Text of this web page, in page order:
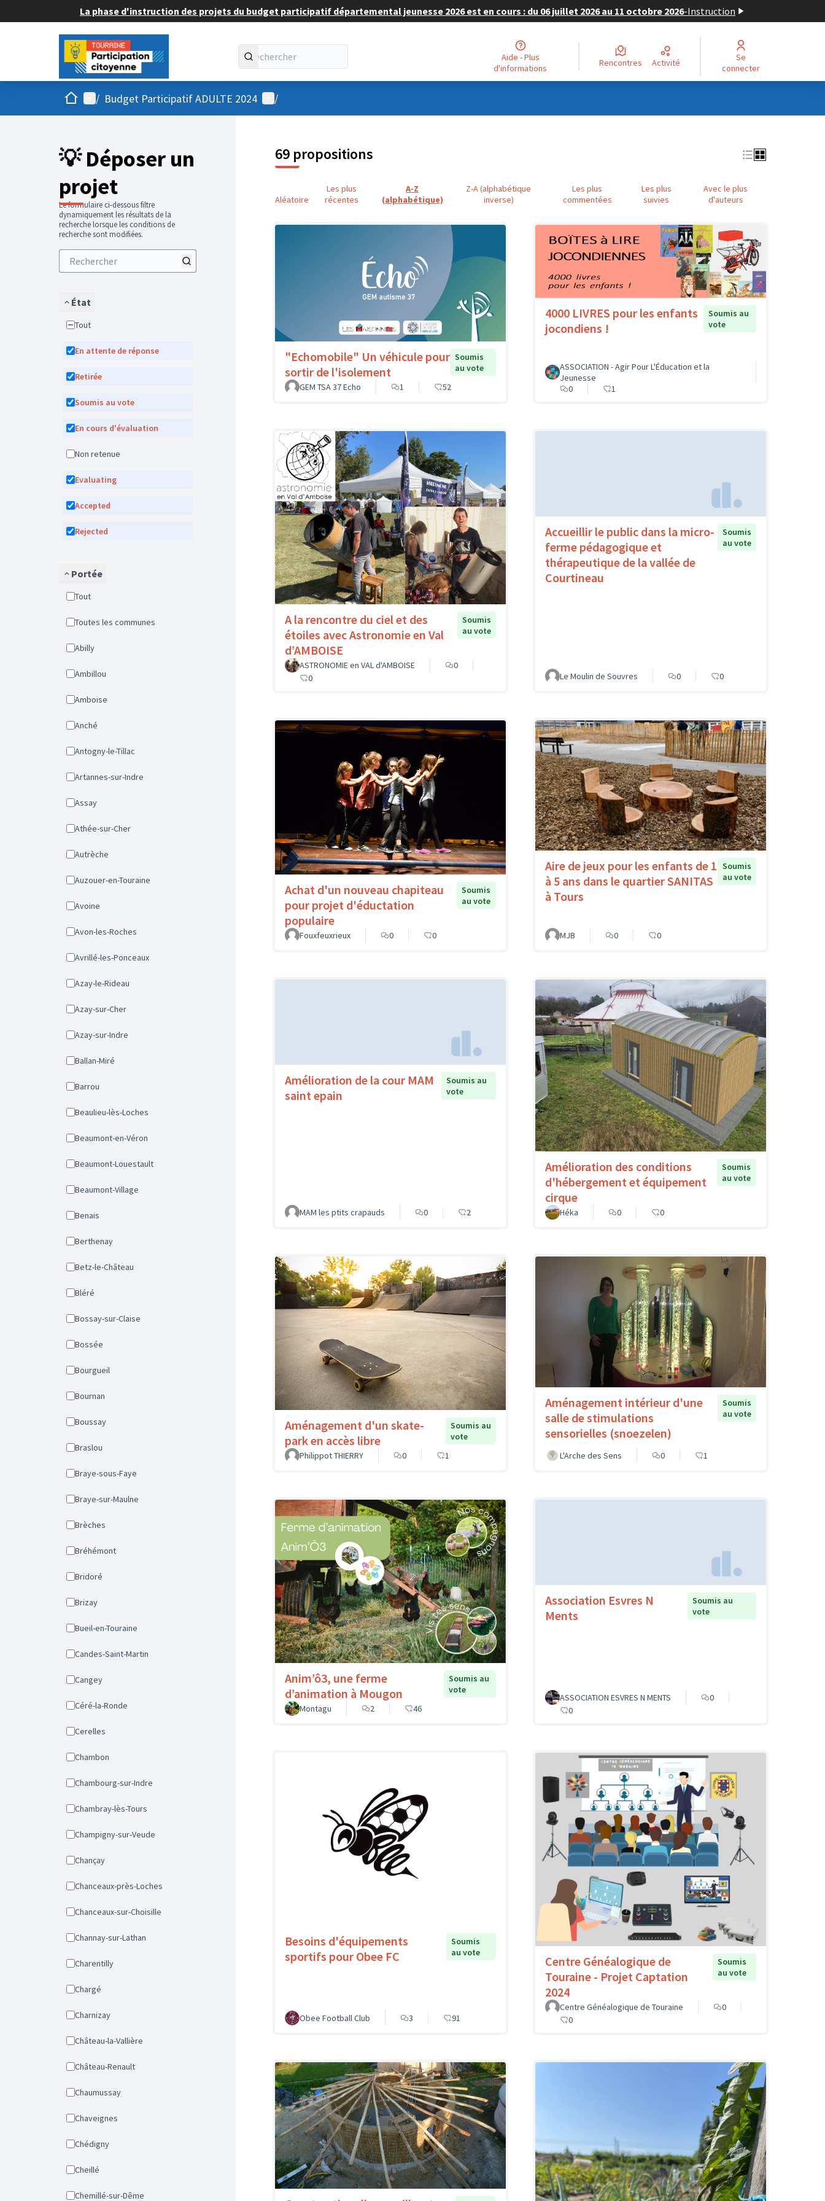
La phase d'instruction des projets du budget participatif départemental jeunesse 2026 est en cours : du 06 juillet 2026 au 11 octobre 2026-Instruction
Aide - Plus
d'informations
Rencontres Activité
Se
connecter
AccueilMenu principal
/ Budget Participatif ADULTE 2024 Menu utilisateur
/
💡 Déposer un
projet
Le formulaire ci-dessous filtre
dynamiquement les résultats de la
recherche lorsque les conditions de
recherche sont modifiées.
État
Tout
En attente de réponse
Retirée
Soumis au vote
En cours d'évaluation
Non retenue
Evaluating
Accepted
Rejected
Portée
Tout
Toutes les communes
Abilly
Ambillou
Amboise
Anché
Antogny-le-Tillac
Artannes-sur-Indre
Assay
Athée-sur-Cher
Autrèche
Auzouer-en-Touraine
Avoine
Avon-les-Roches
Avrillé-les-Ponceaux
Azay-le-Rideau
Azay-sur-Cher
Azay-sur-Indre
Ballan-Miré
Barrou
Beaulieu-lès-Loches
Beaumont-en-Véron
Beaumont-Louestault
Beaumont-Village
Benais
Berthenay
Betz-le-Château
Bléré
Bossay-sur-Claise
Bossée
Bourgueil
Bournan
Boussay
Braslou
Braye-sous-Faye
Braye-sur-Maulne
Brèches
Bréhémont
Bridoré
Brizay
Bueil-en-Touraine
Candes-Saint-Martin
Cangey
Céré-la-Ronde
Cerelles
Chambon
Chambourg-sur-Indre
Chambray-lès-Tours
Champigny-sur-Veude
Chançay
Chanceaux-près-Loches
Chanceaux-sur-Choisille
Channay-sur-Lathan
Charentilly
Chargé
Charnizay
Château-la-Vallière
Château-Renault
Chaumussay
Chaveignes
Chédigny
Cheillé
Chemillé-sur-Dême
69 propositions
Aléatoire
Les plus
récentes
A-Z
(alphabétique)
Z-A (alphabétique
inverse)
Les plus
commentées
Les plus
suivies
Avec le plus
d'auteurs
"Echomobile" Un véhicule pour
sortir de l'isolement
Soumis
au vote
GEM TSA 37 Echo
1 52
4000 LIVRES pour les enfants
jocondiens !
Soumis au
vote
ASSOCIATION - Agir Pour L'Éducation et la
Jeunesse
0
1
A la rencontre du ciel et des
étoiles avec Astronomie en Val
d’AMBOISE
Soumis
au vote
ASTRONOMIE en VAL d'AMBOISE
0
0
Accueillir le public dans la micro-
ferme pédagogique et
thérapeutique de la vallée de
Courtineau
Soumis
au vote
Le Moulin de Souvres 0 0
Achat d'un nouveau chapiteau
pour projet d'éductation
populaire
Soumis
au vote
Fouxfeuxrieux 0 0
Aire de jeux pour les enfants de 1
à 5 ans dans le quartier SANITAS
à Tours
Soumis
au vote
MJB 0 0
Amélioration de la cour MAM
saint epain
Soumis au
vote
MAM les ptits crapauds 0 2
Amélioration des conditions
d'hébergement et équipement
cirque
Soumis
au vote
Héka 0 0
Aménagement d'un skate-
park en accès libre
Soumis au
vote
Philippot THIERRY
0 1
Aménagement intérieur d'une
salle de stimulations
sensorielles (snoezelen)
Soumis
au vote
L'Arche des Sens 0 1
Anim’ô3, une ferme
d’animation à Mougon
Soumis au
vote
Montagu
2 46
Association Esvres N
Ments
Soumis au
vote
ASSOCIATION ESVRES N MENTS
0
0
Besoins d'équipements
sportifs pour Obee FC
Soumis
au vote
Obee Football Club 3 91
Centre Généalogique de
Touraine - Projet Captation
2024
Soumis
au vote
Centre Généalogique de Touraine
0
0